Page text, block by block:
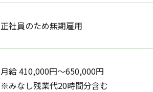
正社員のため無期雇用
月給 410,000円〜650,000円
※みなし残業代20時間分含む